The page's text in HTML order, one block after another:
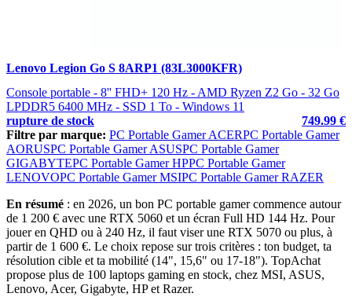
Lenovo Legion Go S 8ARP1 (83L3000KFR)
Console portable - 8'' FHD+ 120 Hz - AMD Ryzen Z2 Go - 32 Go
LPDDR5 6400 MHz - SSD 1 To - Windows 11
rupture de stock
749.99 €
Filtre par marque: PC Portable Gamer ACERPC Portable Gamer
AORUSPC Portable Gamer ASUSPC Portable Gamer
GIGABYTEPC Portable Gamer HPPC Portable Gamer
LENOVOPC Portable Gamer MSIPC Portable Gamer RAZER
En résumé : en 2026, un bon PC portable gamer commence autour
de 1 200 € avec une RTX 5060 et un écran Full HD 144 Hz. Pour
jouer en QHD ou à 240 Hz, il faut viser une RTX 5070 ou plus, à
partir de 1 600 €. Le choix repose sur trois critères : ton budget, ta
résolution cible et ta mobilité (14", 15,6" ou 17-18"). TopAchat
propose plus de 100 laptops gaming en stock, chez MSI, ASUS,
Lenovo, Acer, Gigabyte, HP et Razer.